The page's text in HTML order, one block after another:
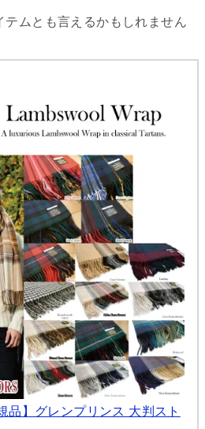
テムとも言えるかもしれません
品】グレンプリンス 大判スト